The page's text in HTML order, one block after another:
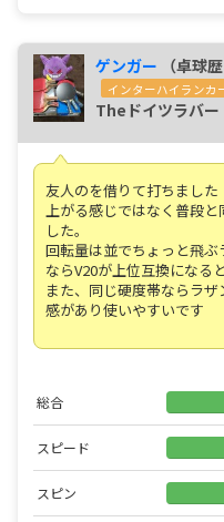
ゲンガー （卓球
インターハイランカ
Theドイツラバー
友人のを借りて打ちました
上がる感じではなく普段
した。
回転量は並でちょっと飛
ならV20が上位互換になる
また、同じ硬度帯ならラ
感があり使いやすいです
総合
スピード
スピン